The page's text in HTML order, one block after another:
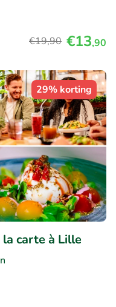
€19,90 €13,90
29% korting
la carte à Lille